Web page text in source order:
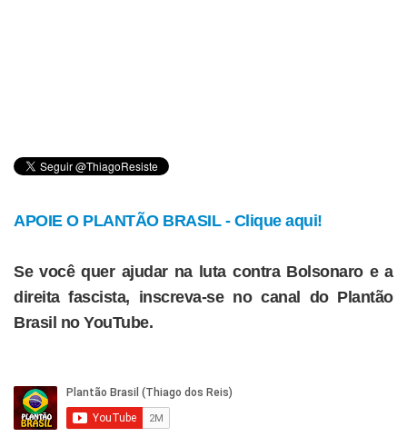
APOIE O PLANTÃO BRASIL - Clique aqui!
Se você quer ajudar na luta contra Bolsonaro e a
direita fascista, inscreva-se no canal do Plantão
Brasil no YouTube.